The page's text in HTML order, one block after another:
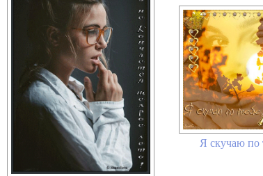
Я скучаю по